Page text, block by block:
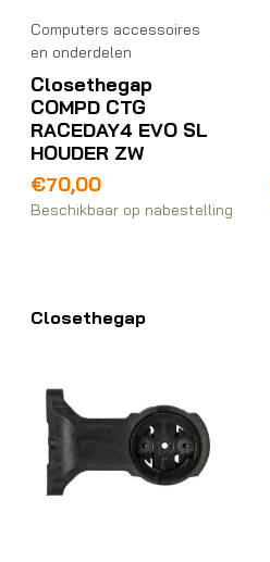
Computers accessoires
en onderdelen
Closethegap
COMPD CTG
RACEDAY4 EVO SL
HOUDER ZW
€70,00
Beschikbaar op nabestelling
Closethegap